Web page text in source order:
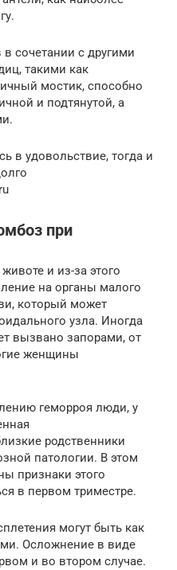
сочетании с другими
такими как
мостик, способно
и подтянутой, а
в удовольствие, тогда и
при
и из-за этого
на органы малого
который может
узла. Иногда
вызвано запорами, от
женщины
геморроя люди, у
родственники
патологии. В этом
признаки этого
в первом триместре.
могут быть как
Осложнение в виде
и во втором случае.